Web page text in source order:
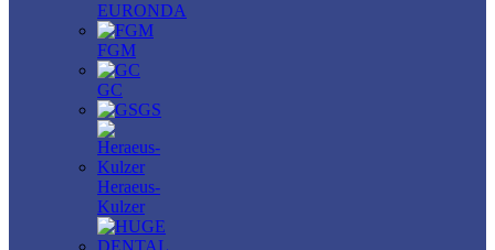
EURONDA
FGM
GC
GS
Heraeus-
Kulzer